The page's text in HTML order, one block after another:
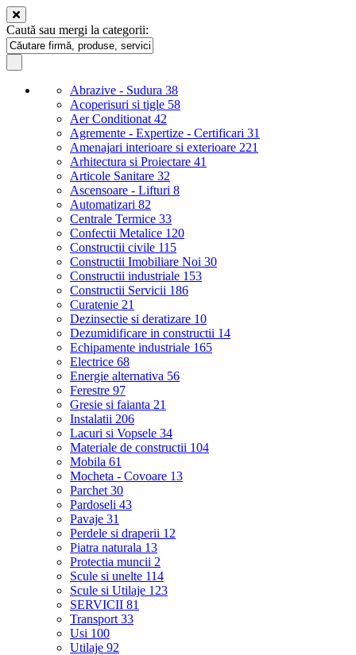
Caută sau mergi la categorii:
Abrazive - Sudura 38
Acoperisuri si tigle 58
Aer Conditionat 42
Agremente - Expertize - Certificari 31
Amenajari interioare si exterioare 221
Arhitectura si Proiectare 41
Articole Sanitare 32
Ascensoare - Lifturi 8
Automatizari 82
Centrale Termice 33
Confectii Metalice 120
Constructii civile 115
Constructii Imobiliare Noi 30
Constructii industriale 153
Constructii Servicii 186
Curatenie 21
Dezinsectie si deratizare 10
Dezumidificare in constructii 14
Echipamente industriale 165
Electrice 68
Energie alternativa 56
Ferestre 97
Gresie si faianta 21
Instalatii 206
Lacuri si Vopsele 34
Materiale de constructii 104
Mobila 61
Mocheta - Covoare 13
Parchet 30
Pardoseli 43
Pavaje 31
Perdele si draperii 12
Piatra naturala 13
Protectia muncii 2
Scule si unelte 114
Scule si Utilaje 123
SERVICII 81
Transport 33
Usi 100
Utilaje 92